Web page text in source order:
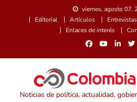
viernes, agosto 07,
Editorial
Artículos Entrevistas
Enlaces de interés
Noticias de política, actualidad,